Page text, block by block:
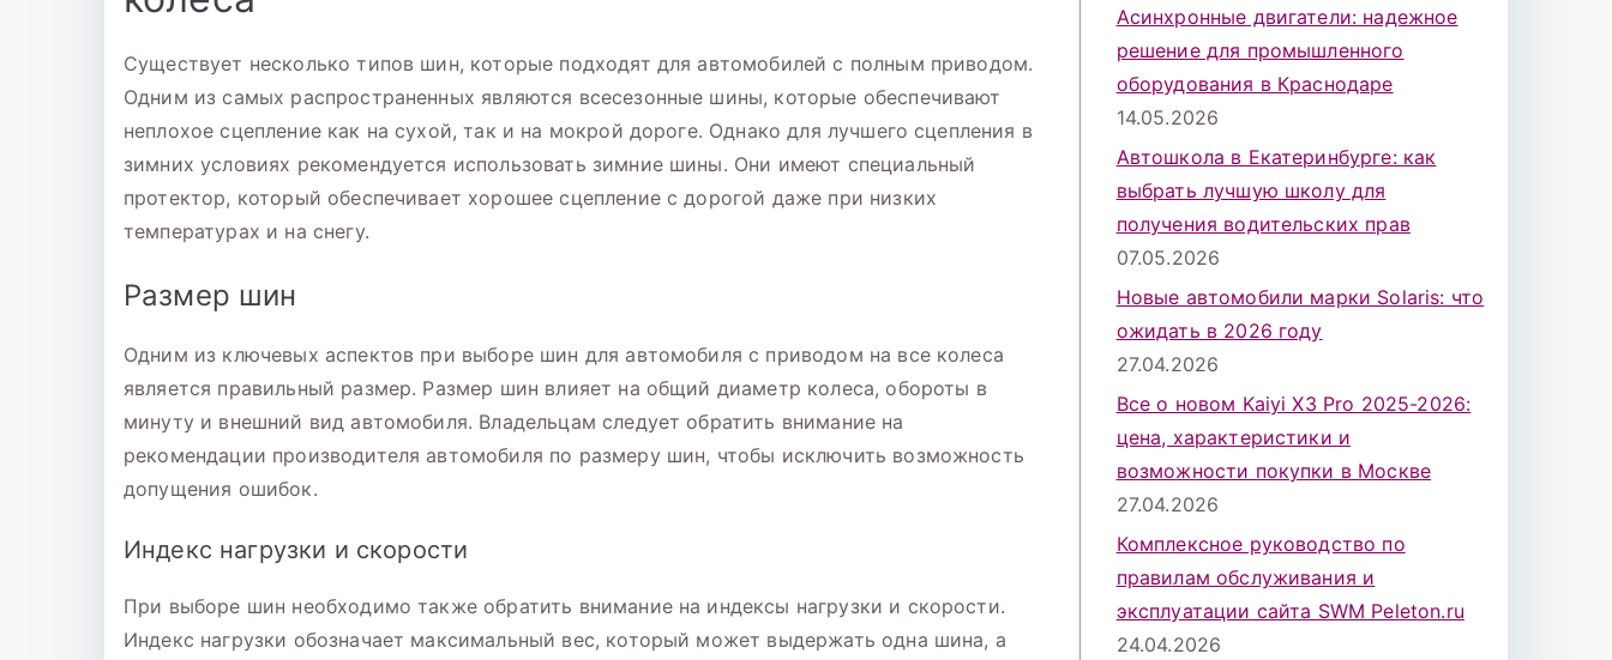
Существует несколько типов шин, которые подходят для автомобилей с полным приводом.
Одним из самых распространенных являются всесезонные шины, которые обеспечивают
неплохое сцепление как на сухой, так и на мокрой дороге. Однако для лучшего сцепления в
зимних условиях рекомендуется использовать зимние шины. Они имеют специальный
протектор, который обеспечивает хорошее сцепление с дорогой даже при низких
температурах и на снегу.
Размер шин
Одним из ключевых аспектов при выборе шин для автомобиля с приводом на все колеса
является правильный размер. Размер шин влияет на общий диаметр колеса, обороты в
минуту и внешний вид автомобиля. Владельцам следует обратить внимание на
рекомендации производителя автомобиля по размеру шин, чтобы исключить возможность
допущения ошибок.
Индекс нагрузки и скорости
При выборе шин необходимо также обратить внимание на индексы нагрузки и скорости.
Индекс нагрузки обозначает максимальный вес, который может выдержать одна шина, а
Асинхронные двигатели: надежное
решение для промышленного
оборудования в Краснодаре
14.05.2026
Автошкола в Екатеринбурге: как
выбрать лучшую школу для
получения водительских прав
07.05.2026
Новые автомобили марки Solaris: что
ожидать в 2026 году
27.04.2026
Все о новом Kaiyi X3 Pro 2025-2026:
цена, характеристики и
возможности покупки в Москве
27.04.2026
Комплексное руководство по
правилам обслуживания и
эксплуатации сайта SWM Peleton.ru
24.04.2026